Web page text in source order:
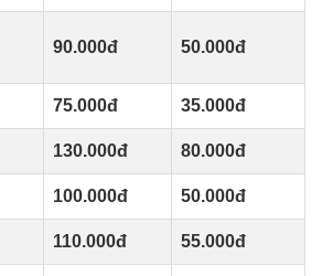
90.000đ 50.000đ
75.000đ 35.000đ
130.000đ 80.000đ
100.000đ 50.000đ
110.000đ 55.000đ